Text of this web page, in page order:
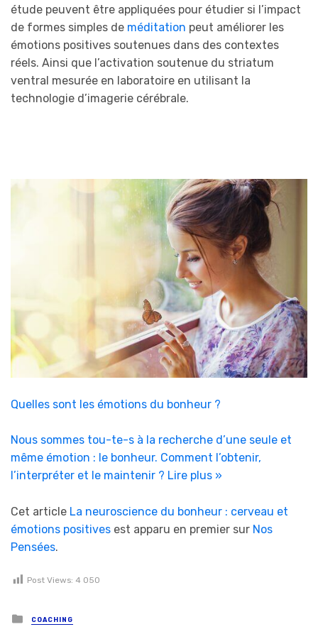
étude peuvent être appliquées pour étudier si l’impact
de formes simples de méditation peut améliorer les
émotions positives soutenues dans des contextes
réels. Ainsi que l’activation soutenue du striatum
ventral mesurée en laboratoire en utilisant la
technologie d’imagerie cérébrale.
Quelles sont les émotions du bonheur ?
Nous sommes tou-te-s à la recherche d’une seule et
même émotion : le bonheur. Comment l’obtenir,
l’interpréter et le maintenir ? Lire plus »
Cet article La neuroscience du bonheur : cerveau et
émotions positives est apparu en premier sur Nos
Pensées.
Post Views: 4 050
Posted in
COACHING